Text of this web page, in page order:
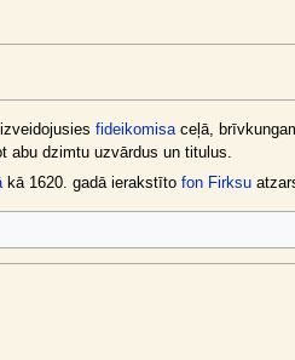
fideikomisaceļā,
abu dzimtu uzvārdus un titulus.
kā 1620. gadā ierakstīto fon Firksu